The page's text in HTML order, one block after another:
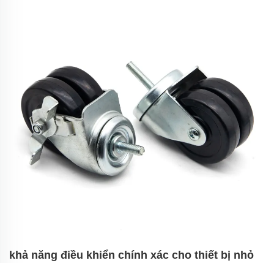
khả năng điều khiển chính xác cho thiết bị nhỏ